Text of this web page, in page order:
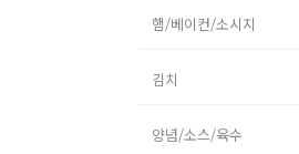
햄/베이컨/소시지
김치
양념/소스/육수